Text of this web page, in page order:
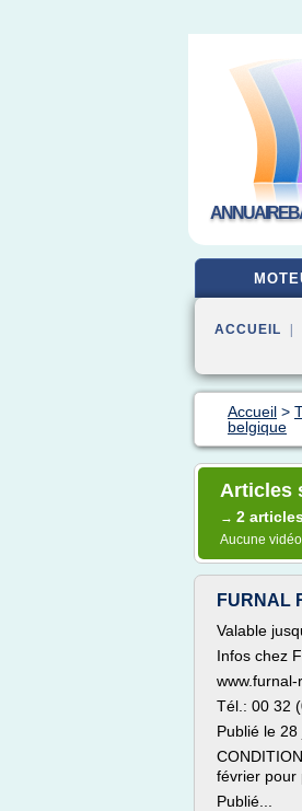
ACCUEIL |
Accueil >
belgique
Articles
→ 2
Aucune
FURNAL
Valable
Infos chez
Tél.: 00 32
Publié le
février pour
Publié...